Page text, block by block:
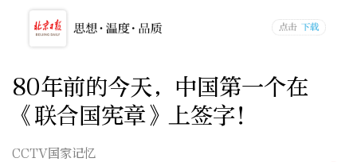
80年前的今天，中国第一个在
《联合国宪章》上签字！
CCTV国家记忆